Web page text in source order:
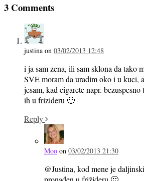
3 Comments
justina on 03/02/2013 12:48
i ja sam zena, ili sam sklona da tako
SVE moram da uradim oko i u kuci,
jesam, kad cigarete napr.
ih u frizideru 🙂
Reply
Moo on 03/02/2013 21:30
@Justina, kod mene je